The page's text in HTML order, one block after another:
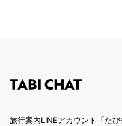
旅行案内LINEアカウント「た